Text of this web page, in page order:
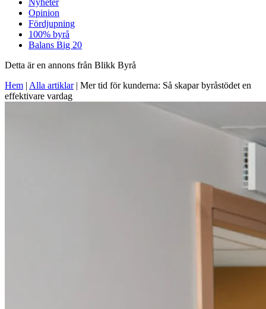
Nyheter
Opinion
Fördjupning
100% byrå
Balans Big 20
Detta är en annons från Blikk Byrå
Hem | Alla artiklar| Mer tid för kunderna: Så skapar byråstödet en
effektivare vardag